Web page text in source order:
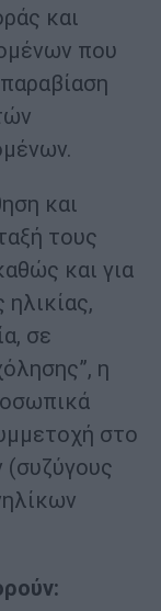
και
που
και
τους
και για
σε
η
στο